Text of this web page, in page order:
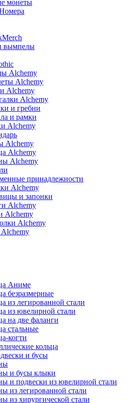
монеты
вымпелы
Alchemy
Alchemy
Alchemy
Alchemy
и гребни
и рамки
Alchemy
Alchemy
Alchemy
Alchemy
принадлежности
Alchemy
и запонки
Alchemy
Alchemy
Alchemy
Аниме
безразмерные
из легированной стали
из ювелирной стали
на две фаланги
стальные
когти
кольца
и бусы
и бусы клыки
и подвески из ювелирной стали
из легированной стали
из хирургической стали